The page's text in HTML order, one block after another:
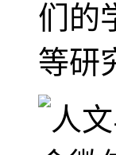
们的
等研